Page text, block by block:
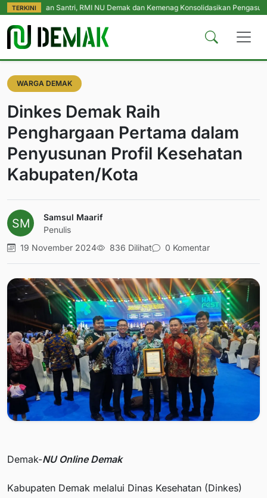
TERKINI
Santri, RMI NU Demak dan Kemenag Konsolidasikan Pengasuh Pesantren
WARGA DEMAK
Dinkes Demak Raih
Penghargaan Pertama dalam
Penyusunan Profil Kesehatan
Kabupaten/Kota
Samsul Maarif
Penulis
19 November 2024
836 Dilihat 0 Komentar
Demak-NU Online Demak
Kabupaten Demak melalui Dinas Kesehatan (Dinkes)